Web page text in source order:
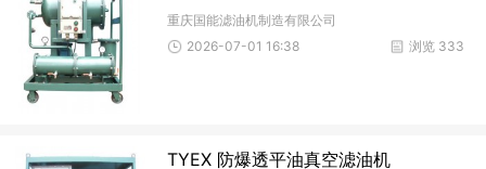
重庆国能滤油机制造有限公司
浏览 333
2026-07-01 16:38
TYEX 防爆透平油真空滤油机